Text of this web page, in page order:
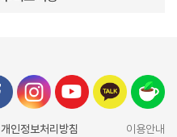
개인정보처리방침
이용안내